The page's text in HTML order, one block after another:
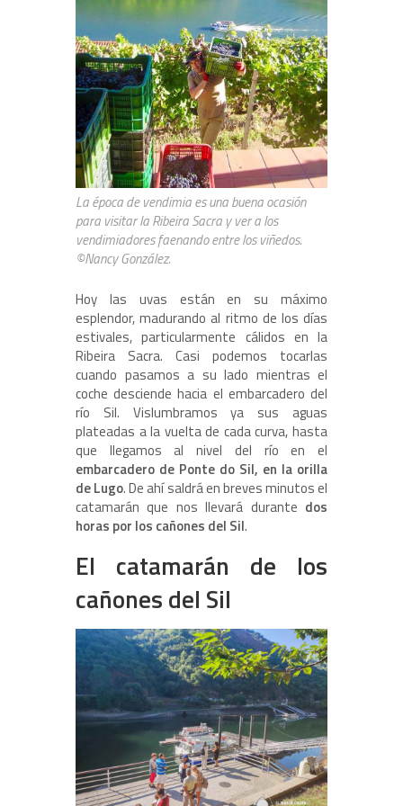
La época de vendimia es una buena ocasión
para visitar la Ribeira Sacra y ver a los
vendimiadores faenando entre los viñedos.
©Nancy González.
Hoy las uvas están en su máximo
esplendor, madurando al ritmo de los días
estivales, particularmente cálidos en la
Ribeira Sacra. Casi podemos tocarlas
cuando pasamos a su lado mientras el
coche desciende hacia el embarcadero del
río Sil. Vislumbramos ya sus aguas
plateadas a la vuelta de cada curva, hasta
que llegamos al nivel del río en el
embarcadero de Ponte do Sil, en la orilla
de Lugo. De ahí saldrá en breves minutos el
catamarán que nos llevará durante dos
horas por los cañones del Sil.
El catamarán de los
cañones del Sil